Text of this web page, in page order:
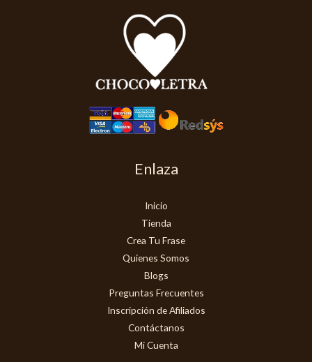
Enlaza
Inicio
Tienda
Crea Tu Frase
Quienes Somos
Blogs
Preguntas Frecuentes
Inscripción de Afiliados
Contáctanos
Mi Cuenta